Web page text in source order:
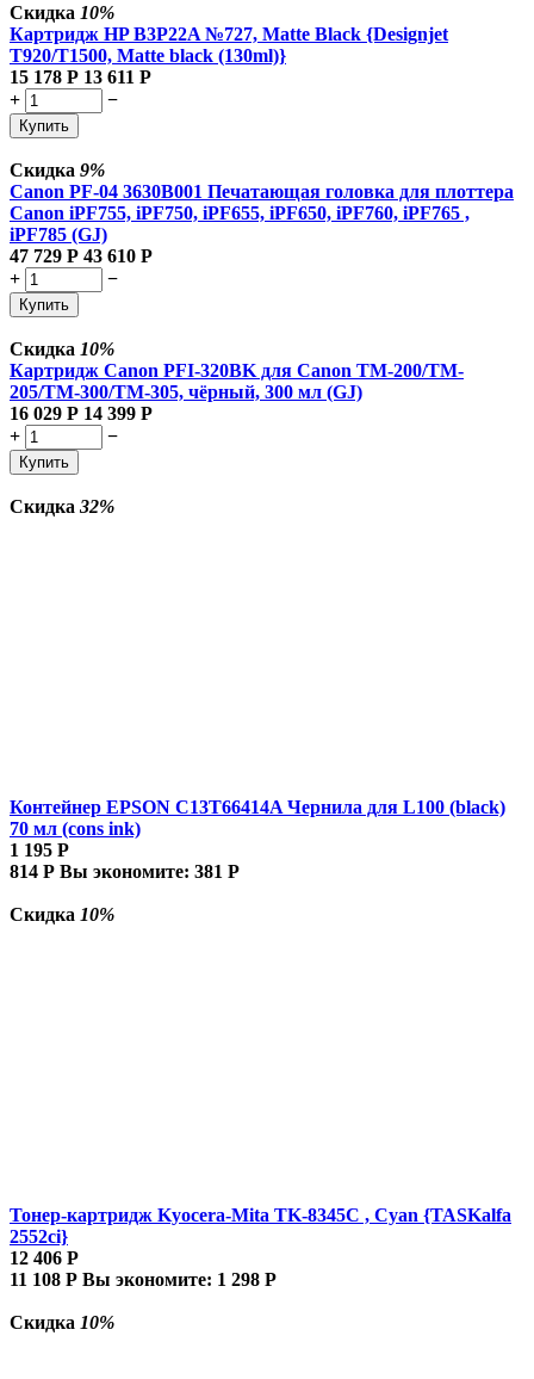
Скидка 10%
Картридж HP B3P22A №727, Matte Black {Designjet
T920/T1500, Matte black (130ml)}
15 178 Р 13 611 Р
+
−
Купить
Скидка 9%
Canon PF-04 3630B001 Печатающая головка для плоттера
Canon iPF755, iPF750, iPF655, iPF650, iPF760, iPF765 ,
iPF785 (GJ)
47 729 Р 43 610 Р
+
−
Купить
Скидка 10%
Картридж Canon PFI-320BK для Canon TM-200/TM-
205/TM-300/TM-305, чёрный, 300 мл (GJ)
16 029 Р 14 399 Р
+
−
Купить
Скидка 32%
Контейнер EPSON C13T66414A Чернила для L100 (black)
70 мл (cons ink)
1 195 Р
814 Р Вы экономите: 381 Р
Скидка 10%
Тонер-картридж Kyocera-Mita TK-8345C , Cyan {TASKalfa
2552ci}
12 406 Р
11 108 Р Вы экономите: 1 298 Р
Скидка 10%